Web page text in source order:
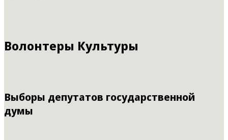
Волонтеры Культуры
Выборы депутатов государственной
думы